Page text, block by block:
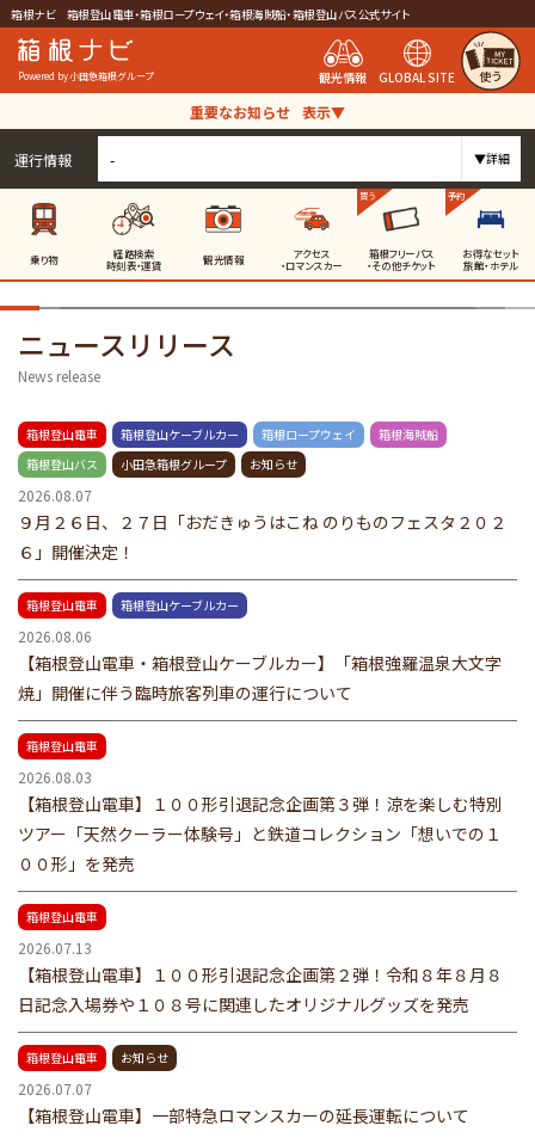
箱根ナビ 箱根登山電車・箱根ロープウェイ・箱根海賊船・箱根登山バス公式サイト
Powered by 小田急箱根グループ 観光情報 GLOBAL SITE 使う
重要なお知らせ 表示▼
運行情報 - ▼詳細
乗り物 経路検索
時刻表・運賃 観光情報 アクセス
・ロマンスカー
買う
箱根フリーパス
・その他チケット
予約
お得なセット
旅館・ホテル
ニュースリリース
News release
箱根登山電車 箱根登山ケーブルカー 箱根ロープウェイ
箱根海賊船
箱根登山バス
小田急箱根グループ お知らせ
2026.08.07
９月２６日、２７日「おだきゅうはこね のりものフェスタ２０２
６」開催決定！
箱根登山電車 箱根登山ケーブルカー
2026.08.06
【箱根登山電車・箱根登山ケーブルカー】「箱根強羅温泉大文字
焼」開催に伴う臨時旅客列車の運行について
箱根登山電車
2026.08.03
【箱根登山電車】１００形引退記念企画第３弾！涼を楽しむ特別
ツアー「天然クーラー体験号」と鉄道コレクション「想いでの１
００形」を発売
箱根登山電車
2026.07.13
【箱根登山電車】１００形引退記念企画第２弾！令和８年８月８
日記念入場券や１０８号に関連したオリジナルグッズを発売
箱根登山電車 お知らせ
2026.07.07
【箱根登山電車】一部特急ロマンスカーの延長運転について